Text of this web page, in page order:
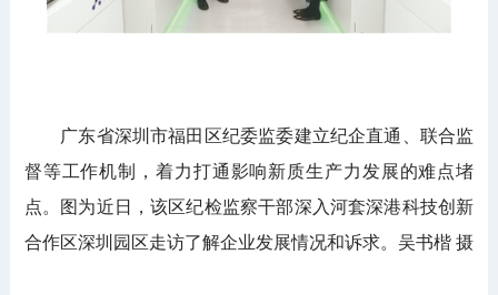
广东省深圳市福田区纪委监委建立纪企直通、联合监
督等工作机制，着力打通影响新质生产力发展的难点堵
点。图为近日，该区纪检监察干部深入河套深港科技创新
合作区深圳园区走访了解企业发展情况和诉求。吴书楷 摄